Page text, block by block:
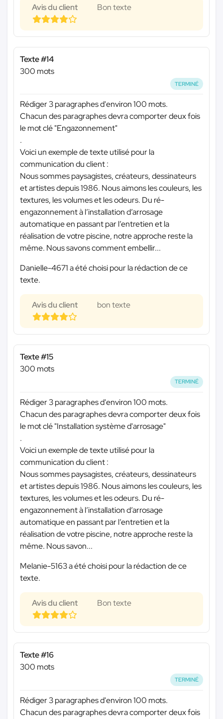
Avis du client Bon texte
Texte #14
300 mots
TERMINÉ
Rédiger 3 paragraphes d'environ 100 mots.
Chacun des paragraphes devra comporter deux fois
le mot clé "Engazonnement"
.
Voici un exemple de texte utilisé pour la
communication du client :
Nous sommes paysagistes, créateurs, dessinateurs
et artistes depuis 1986. Nous aimons les couleurs, les
textures, les volumes et les odeurs. Du ré-
engazonnement à l’installation d’arrosage
automatique en passant par l’entretien et la
réalisation de votre piscine, notre approche reste la
même. Nous savons comment embellir...
Danielle-4671 a été choisi pour la rédaction de ce
texte.
Avis du client bon texte
Texte #15
300 mots
TERMINÉ
Rédiger 3 paragraphes d'environ 100 mots.
Chacun des paragraphes devra comporter deux fois
le mot clé "Installation système d'arrosage"
.
Voici un exemple de texte utilisé pour la
communication du client :
Nous sommes paysagistes, créateurs, dessinateurs
et artistes depuis 1986. Nous aimons les couleurs, les
textures, les volumes et les odeurs. Du ré-
engazonnement à l’installation d’arrosage
automatique en passant par l’entretien et la
réalisation de votre piscine, notre approche reste la
même. Nous savon...
Melanie-5163 a été choisi pour la rédaction de ce
texte.
Avis du client Bon texte
Texte #16
300 mots
TERMINÉ
Rédiger 3 paragraphes d'environ 100 mots.
Chacun des paragraphes devra comporter deux fois